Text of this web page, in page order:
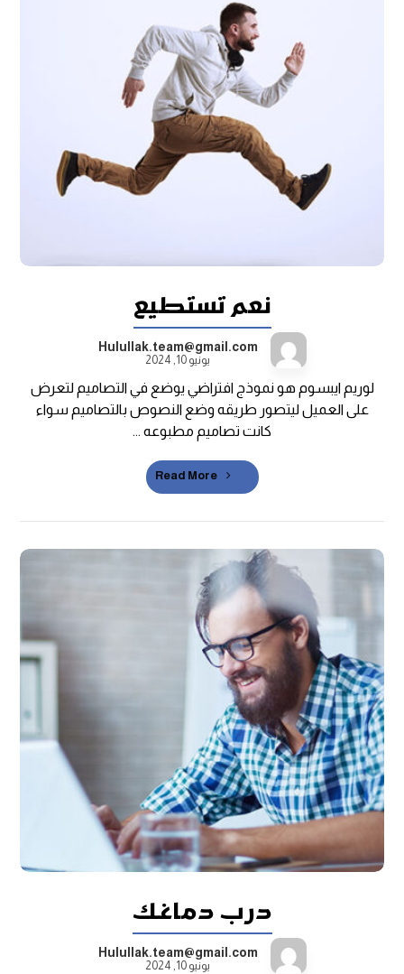
نعم تستطيع
Hulullak.team@gmail.com
يونيو 10, 2024
لوريم ايبسوم هو نموذج افتراضي يوضع في التصاميم لتعرض
على العميل ليتصور طريقه وضع النصوص بالتصاميم سواء
كانت تصاميم مطبوعه ...
Read More
درب دماغك
Hulullak.team@gmail.com
يونيو 10, 2024